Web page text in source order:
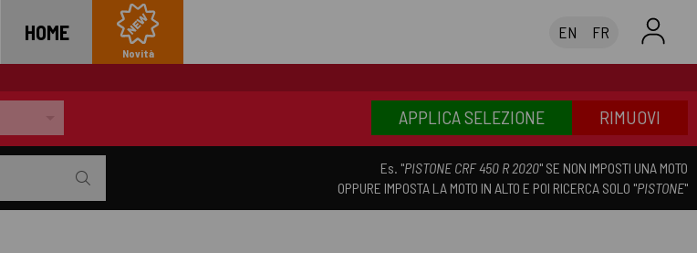
EN FR
HOME
Novità
APPLICA SELEZIONE RIMUOVI
Es. "PISTONE CRF 450 R 2020" SE NON IMPOSTI UNA MOTO
OPPURE IMPOSTA LA MOTO IN ALTO E POI RICERCA SOLO "PISTONE"